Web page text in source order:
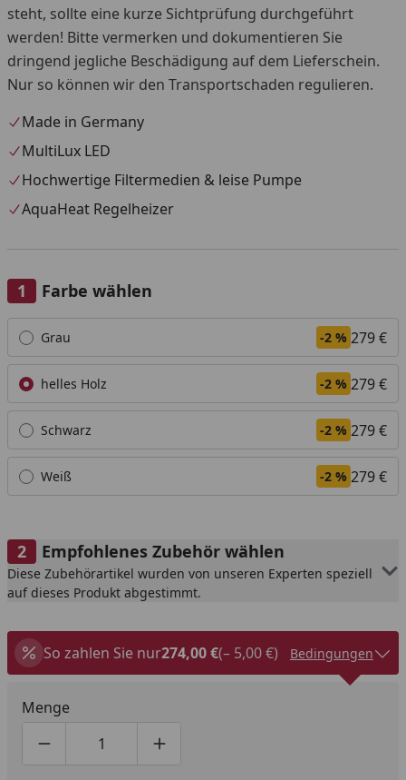
steht, sollte eine kurze Sichtprüfung durchgeführt
werden! Bitte vermerken und dokumentieren Sie
dringend jegliche Beschädigung auf dem Lieferschein.
Nur so können wir den Transportschaden regulieren.
Made in Germany
MultiLux LED
Hochwertige Filtermedien & leise Pumpe
AquaHeat Regelheizer
Farbe wählen
Alle anzeigen (4)
Grau -2 % 279 €
helles Holz -2 % 279 €
Schwarz -2 % 279 €
Weiß -2 % 279 €
Empfohlenes Zubehör wählen
Diese Zubehörartikel wurden von unseren Experten speziell
auf dieses Produkt abgestimmt.
So zahlen Sie nur274,00 €(– 5,00 €) Bedingungen
Menge
Produktmenge um eins verringern
Produktmenge manuell eingeben
Produktmenge um eins erhöhen